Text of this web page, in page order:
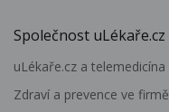
Společnost uLékaře.cz
uLékaře.cz a telemedicína
Zdraví a prevence ve firmě